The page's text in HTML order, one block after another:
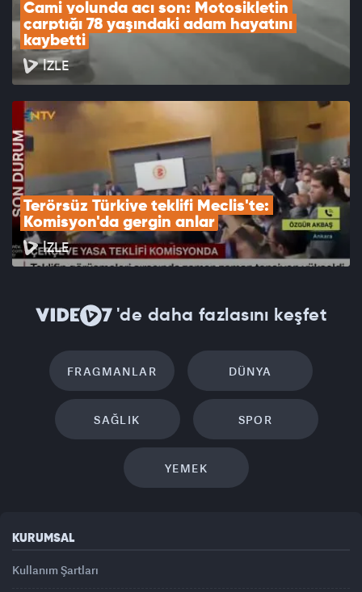
Cami yolunda acı son: Motosikletin
çarptığı 78 yaşındaki adam hayatını
kaybetti
İZLE
Terörsüz Türkiye teklifi Meclis'te:
Komisyon'da gergin anlar
İZLE
'de daha fazlasını keşfet
FRAGMANLAR DÜNYA
SAĞLIK SPOR
YEMEK
KURUMSAL
Kullanım Şartları